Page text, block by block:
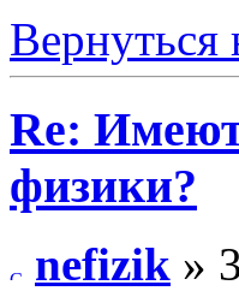
Вернуться
Re:
физики?
nefizik »